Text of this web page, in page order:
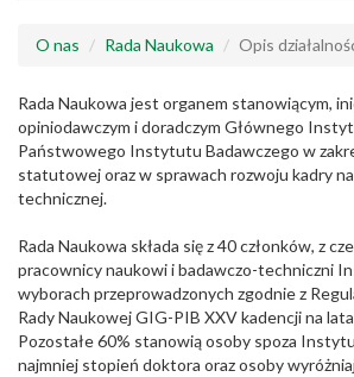
O nas Rada Naukowa Opis
Rada Naukowa jest organem stanowiącym,
opiniodawczym i doradczym Głównego
Państwowego Instytutu Badawczego w
statutowej oraz w sprawach rozwoju kadry
technicznej.
Rada Naukowa składa się z 40 członków, z
pracownicy naukowi i badawczo-techniczni
wyborach przeprowadzonych zgodnie z
Rady Naukowej GIG-PIB XXV kadencji na
Pozostałe 60% stanowią osoby spoza
najmniej stopień doktora oraz osoby